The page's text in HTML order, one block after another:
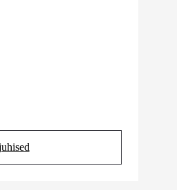
(Opens in new tab)